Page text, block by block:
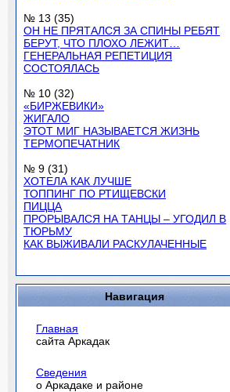
№ 13 (35)
ОН НЕ ПРЯТАЛСЯ ЗА СПИНЫ РЕБЯТ
БЕРУТ, ЧТО ПЛОХО ЛЕЖИТ…
ГЕНЕРАЛЬНАЯ РЕПЕТИЦИЯ
СОСТОЯЛАСЬ
№ 10 (32)
«БИРЖЕВИКИ»
ЖИГАЛО
ЭТОТ МИГ НАЗЫВАЕТСЯ ЖИЗНЬ
ТЕРМОПЕЧАТНИК
№ 9 (31)
ХОТЕЛА КАК ЛУЧШЕ
ТОППИНГ ПО РТИЩЕВСКИ
ПИЦЦА
ПРОРЫВАЛСЯ НА ТАНЦЫ – УГОДИЛ В
ТЮРЬМУ
КАК ВЫЖИВАЛИ РАСКУЛАЧЕННЫЕ
Навигация
Главная
сайта Аркадак
Сведения
о Аркадаке и районе